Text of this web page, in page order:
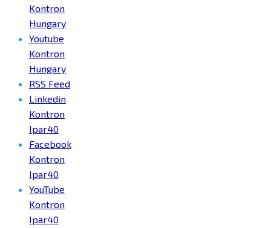
Kontron
Hungary
Youtube
Kontron
Hungary
RSS Feed
Linkedin
Kontron
Ipar40
Facebook
Kontron
Ipar40
YouTube
Kontron
Ipar40